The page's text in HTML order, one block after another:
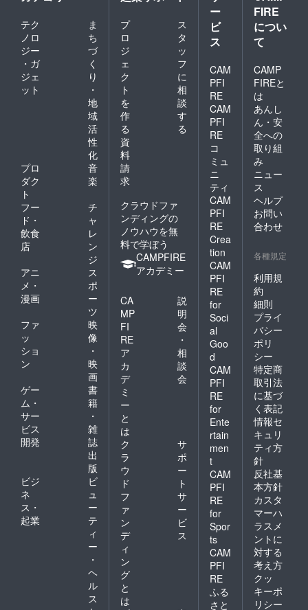
テク
ノロ
ジー
・ガ
ジェ
ット
ま
ち
づ
く
り
・
地
域
活
性
化
プロ
ダク
ト
音
楽
フー
ド・
飲食
店
チ
ャ
レ
ン
ジ
アニ
メ・
漫画
ス
ポ
ー
ツ
ファ
ッ
ショ
ン
映
像
・
映
画
ゲー
ム・
サー
ビス
開発
書
籍
・
雑
誌
出
版
ビジ
ネ
ス・
起業
ビ
ュ
ー
テ
ィ
ー
・
ヘ
ル
ス
プ
ロ
ジ
ェ
ク
ト
を
作
る
ス
タ
ッ
フ
に
相
談
す
る
資
料
請
求
クラウドファ
ンディングの
ノウハウを無
料で学ぼう
CAMPFIRE
アカデミー
CA
MP
FI
RE
ア
カ
デ
ミ
ー
と
は
説
明
会
・
相
談
会
ク
ラ
ウ
ド
フ
ァ
ン
デ
ィ
ン
グ
と
は
サ
ポ
ー
ト
サ
ー
ビ
ス
ー
ビ
ス
CAM
PFI
RE
CAM
PFI
RE
コ
ミュ
ニ
ティ
CAM
PFI
RE
Crea
tion
CAM
PFI
RE
for
Soci
al
Goo
d
CAM
PFI
RE
for
Ente
rtain
men
t
CAM
PFI
RE
for
Spor
ts
CAM
PFI
RE
ふる
さと
FIRE
につい
て
CAMP
FIREと
は
あんし
ん・安
全への
取り組
み
ニュー
ス
ヘルプ
お問い
合わせ
各種規定
利用規
約
細則
プライ
バシー
ポリ
シー
特定商
取引法
に基づ
く表記
情報セ
キュリ
ティ方
針
反社基
本方針
カスタ
マーハ
ラスメ
ントに
対する
考え方
クッ
キーポ
リシー